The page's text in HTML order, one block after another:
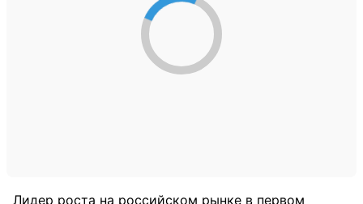
Лидер роста на российском рынке в первом